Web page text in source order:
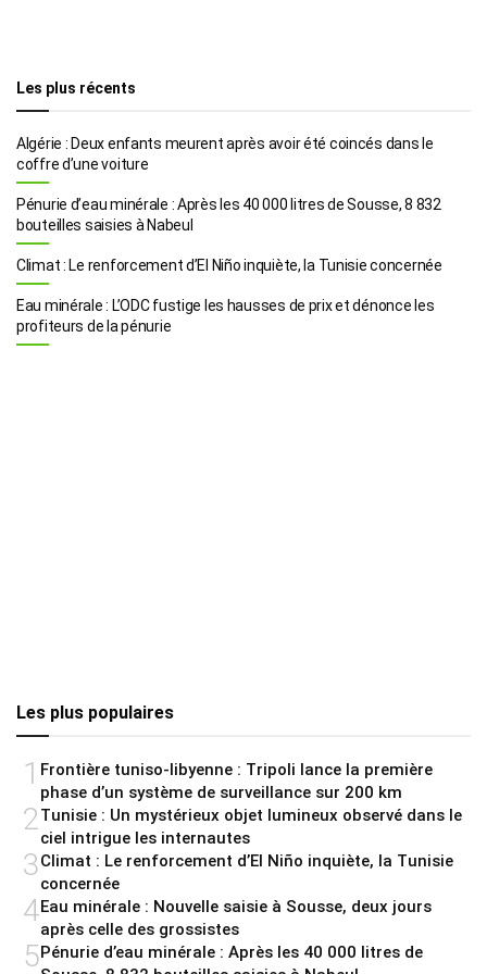
Les plus récents
Algérie : Deux enfants meurent après avoir été coincés dans le
coffre d’une voiture
Pénurie d’eau minérale : Après les 40 000 litres de Sousse, 8 832
bouteilles saisies à Nabeul
Climat : Le renforcement d’El Niño inquiète, la Tunisie concernée
Eau minérale : L’ODC fustige les hausses de prix et dénonce les
profiteurs de la pénurie
Les plus populaires
1 Frontière tuniso-libyenne : Tripoli lance la première
phase d’un système de surveillance sur 200 km
2Tunisie : Un mystérieux objet lumineux observé dans le
ciel intrigue les internautes
3Climat : Le renforcement d’El Niño inquiète, la Tunisie
concernée
4Eau minérale : Nouvelle saisie à Sousse, deux jours
après celle des grossistes
5Pénurie d’eau minérale : Après les 40 000 litres de